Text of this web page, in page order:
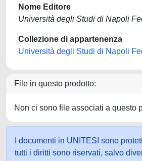
Nome Editore
Università degli Studi di Napoli
Collezione di appartenenza
Università degli Studi di Napoli
File in questo prodotto:
Non ci sono file associati a questo
I documenti in UNITESI sono
tutti i diritti sono riservati, salvo